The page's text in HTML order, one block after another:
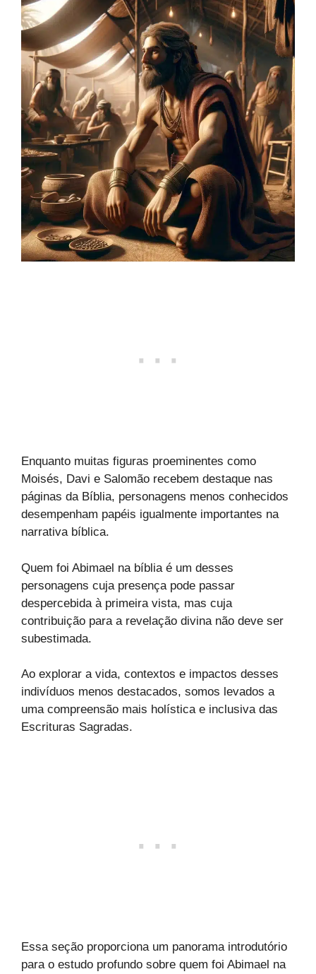
Enquanto muitas figuras proeminentes como
Moisés, Davi e Salomão recebem destaque nas
páginas da Bíblia, personagens menos conhecidos
desempenham papéis igualmente importantes na
narrativa bíblica.
Quem foi Abimael na bíblia é um desses
personagens cuja presença pode passar
despercebida à primeira vista, mas cuja
contribuição para a revelação divina não deve ser
subestimada.
Ao explorar a vida, contextos e impactos desses
indivíduos menos destacados, somos levados a
uma compreensão mais holística e inclusiva das
Escrituras Sagradas.
Essa seção proporciona um panorama introdutório
para o estudo profundo sobre quem foi Abimael na